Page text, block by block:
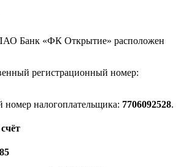
Банк «ФК Открытие» расположен
регистрационный номер:
налогоплательщика: 7706092528.